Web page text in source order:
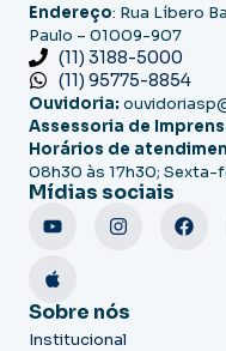
Endereço: Rua Líbero
Paulo – 01009-907
(11) 3188-5000
(11) 95775-8854
Ouvidoria:
Assessoria de
Horários de
08h30 às 17h30; Sexta-
Mídias sociais
Sobre nós
Institucional